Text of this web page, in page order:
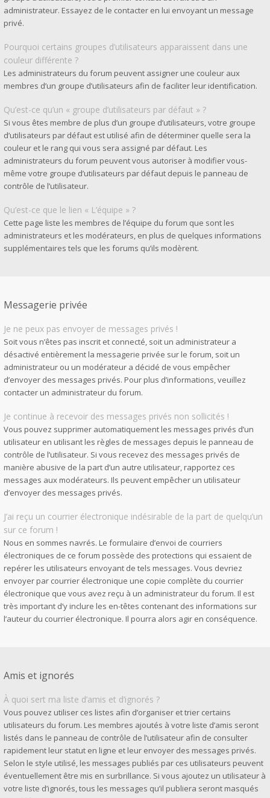
administrateur. Essayez de le contacter en lui envoyant un message
privé.
Pourquoi certains groupes d’utilisateurs apparaissent dans une
couleur différente ?
Les administrateurs du forum peuvent assigner une couleur aux
membres d’un groupe d’utilisateurs afin de faciliter leur identification.
Qu’est-ce qu’un « groupe d’utilisateurs par défaut » ?
Si vous êtes membre de plus d’un groupe d’utilisateurs, votre groupe
d’utilisateurs par défaut est utilisé afin de déterminer quelle sera la
couleur et le rang qui vous sera assigné par défaut. Les
administrateurs du forum peuvent vous autoriser à modifier vous-
même votre groupe d’utilisateurs par défaut depuis le panneau de
contrôle de l’utilisateur.
Qu’est-ce que le lien « L’équipe » ?
Cette page liste les membres de l’équipe du forum que sont les
administrateurs et les modérateurs, en plus de quelques informations
supplémentaires tels que les forums qu’ils modèrent.
Messagerie privée
Je ne peux pas envoyer de messages privés !
Soit vous n’êtes pas inscrit et connecté, soit un administrateur a
désactivé entièrement la messagerie privée sur le forum, soit un
administrateur ou un modérateur a décidé de vous empêcher
d’envoyer des messages privés. Pour plus d’informations, veuillez
contacter un administrateur du forum.
Je continue à recevoir des messages privés non sollicités !
Vous pouvez supprimer automatiquement les messages privés d’un
utilisateur en utilisant les règles de messages depuis le panneau de
contrôle de l’utilisateur. Si vous recevez des messages privés de
manière abusive de la part d’un autre utilisateur, rapportez ces
messages aux modérateurs. Ils peuvent empêcher un utilisateur
d’envoyer des messages privés.
J’ai reçu un courrier électronique indésirable de la part de quelqu’un
sur ce forum !
Nous en sommes navrés. Le formulaire d’envoi de courriers
électroniques de ce forum possède des protections qui essaient de
repérer les utilisateurs envoyant de tels messages. Vous devriez
envoyer par courrier électronique une copie complète du courrier
électronique que vous avez reçu à un administrateur du forum. Il est
très important d’y inclure les en-têtes contenant des informations sur
l’auteur du courrier électronique. Il pourra alors agir en conséquence.
Amis et ignorés
À quoi sert ma liste d’amis et d’ignorés ?
Vous pouvez utiliser ces listes afin d’organiser et trier certains
utilisateurs du forum. Les membres ajoutés à votre liste d’amis seront
listés dans le panneau de contrôle de l’utilisateur afin de consulter
rapidement leur statut en ligne et leur envoyer des messages privés.
Selon le style utilisé, les messages publiés par ces utilisateurs peuvent
éventuellement être mis en surbrillance. Si vous ajoutez un utilisateur à
votre liste d’ignorés, tous les messages qu’il publiera seront masqués